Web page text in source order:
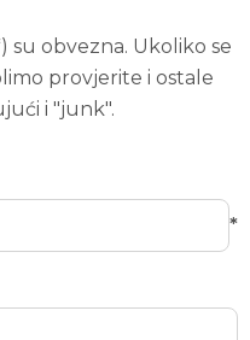
su obvezna. Ukoliko se
provjerite i ostale
i "junk".
*